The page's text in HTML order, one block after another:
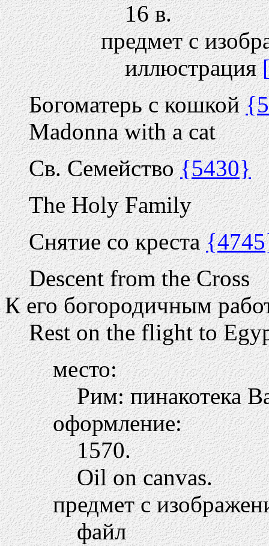
16 в.
предмет с
иллюстрация
Богоматерь с кошкой
Madonna with a cat
Св. Семейство{5430}
The Holy Family
Снятие со креста
Descent from the Cross
К его богородичным
Rest on the flight to
место:
Рим: пинакотека
оформление:
1570.
Oil on canvas.
предмет с
файл